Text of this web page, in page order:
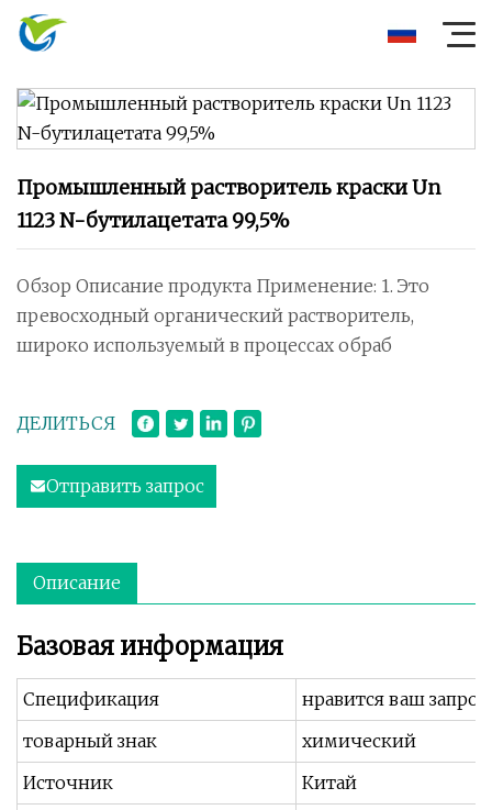
Промышленный растворитель краски Un
1123 N-бутилацетата 99,5%
Обзор Описание продукта Применение: 1. Это
превосходный органический растворитель,
широко используемый в процессах обраб
ДЕЛИТЬСЯ
Отправить запрос
Описание
Базовая информация
Спецификация
нравится ваш запрос
товарный знак
химический
Источник
Китай